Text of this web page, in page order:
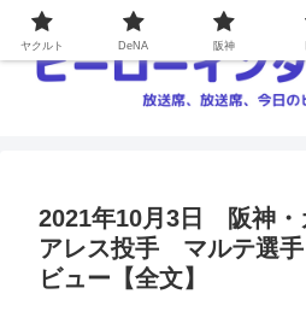
2021年10月3日 阪神
アレス投手 マルテ選
ビュー【全文】
ヤクルト DeNA 阪神